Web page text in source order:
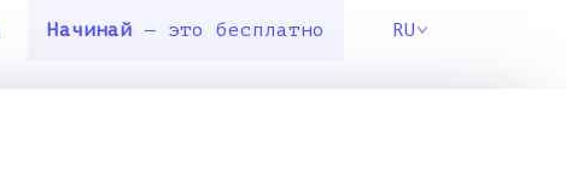
Начинай — это бесплатно RU